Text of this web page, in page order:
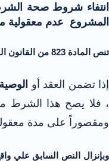
انتفاء شروط صحة
المشروع عدم معقولية
تنص المادة 823 من القانون المدني الفقرة الأولي
إذا تضمن العقد أو الوصية
، فلا يصح هذا الشرط
ومقصوراً على مدة
وبإنزال النص السابق علي